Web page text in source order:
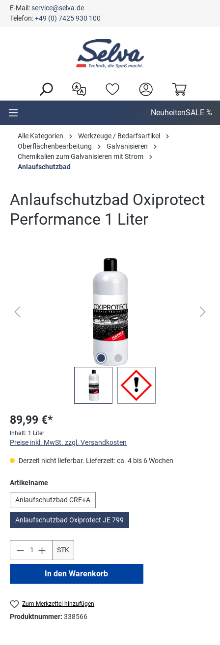
springen
E-Mail:service@selva.de
Telefon:+49 (0) 7425 930 100
NeuheitenSALE %
Alle Kategorien
Werkzeuge / Bedarfsartikel
Oberflächenbearbeitung
Galvanisieren
Chemikalien zum Galvanisieren mit Strom
Anlaufschutzbad
Anlaufschutzbad Oxiprotect
Performance 1 Liter
89,99 €*
Inhalt: 1 Liter
Preise inkl. MwSt. zzgl. Versandkosten
Derzeit nicht lieferbar. Lieferzeit: ca. 4 bis 6 Wochen
Artikelnameauswählen
Anlaufschutzbad CRF+A
Anlaufschutzbad Oxiprotect JE 799
STK
In den Warenkorb
Zum Merkzettel hinzufügen
Produktnummer: 338566